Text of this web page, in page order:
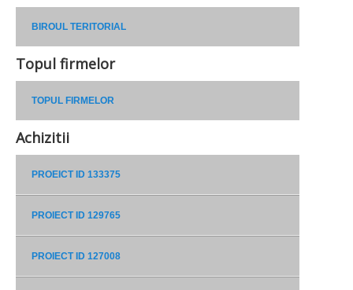
BIROUL TERITORIAL
Topul firmelor
TOPUL FIRMELOR
Achizitii
PROEICT ID 133375
PROIECT ID 129765
PROIECT ID 127008